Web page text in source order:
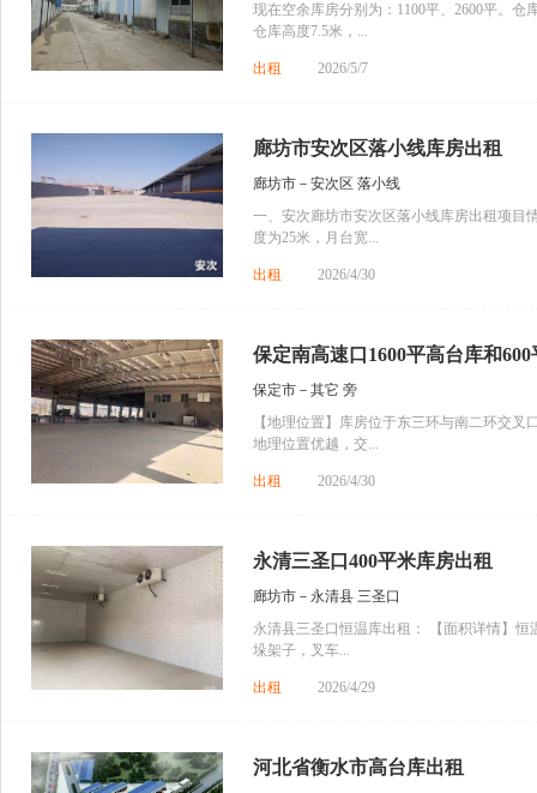
现在空余库房分别为：1100平、2600平。仓
仓库高度7.5米，...
出租 2026/5/7
廊坊市安次区落小线库房出租
廊坊市－安次区 落小线
一、安次廊坊市安次区落小线库房出租项目
度为25米，月台宽...
出租 2026/4/30
保定南高速口1600平高台库和600
保定市－其它 旁
【地理位置】库房位于东三环与南二环交
地理位置优越，交...
出租 2026/4/30
永清三圣口400平米库房出租
廊坊市－永清县 三圣口
永清县三圣口恒温库出租： 【面积详情】
垛架子，叉车...
出租 2026/4/29
河北省衡水市高台库出租